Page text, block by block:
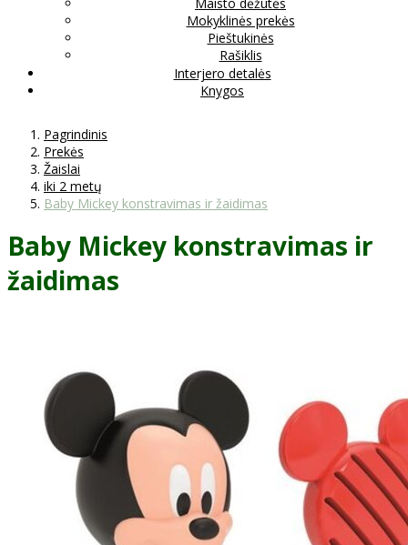
Mokyklinės prekės
Pieštukinės
Rašiklis
Interjero detalės
Knygos
Pagrindinis
Prekės
Žaislai
iki 2 metų
Baby Mickey konstravimas ir žaidimas
Baby Mickey konstravimas ir
žaidimas